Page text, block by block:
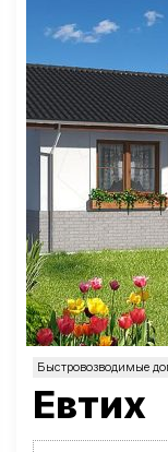
Быстровозводимые
Евтих